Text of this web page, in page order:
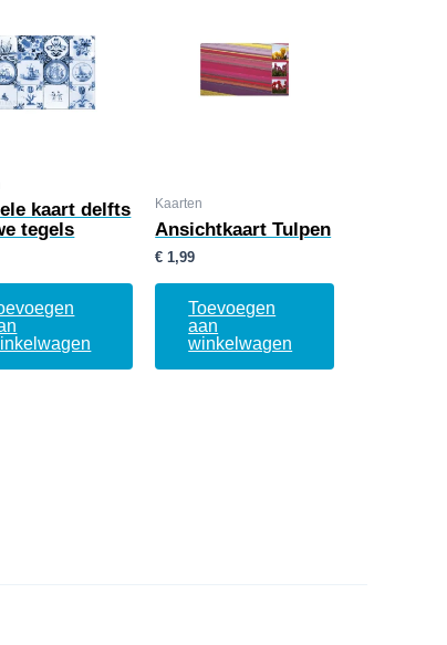
kaart delfts
tegels
Kaarten
Ansichtkaart Tulpen
€ 1,99
Toevoegen
aan
winkelwagen